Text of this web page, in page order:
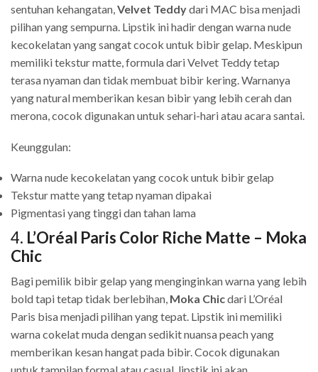
sentuhan kehangatan,Velvet Teddydari MAC bisa menjadi
pilihan yang sempurna. Lipstik ini hadir dengan warna nude
kecokelatan yang sangat cocok untuk bibir gelap. Meskipun
memiliki tekstur matte, formula dari Velvet Teddy tetap
terasa nyaman dan tidak membuat bibir kering. Warnanya
yang natural memberikan kesan bibir yang lebih cerah dan
merona, cocok digunakan untuk sehari-hari atau acara santai.
Keunggulan:
Warna nude kecokelatan yang cocok untuk bibir gelap
Tekstur matte yang tetap nyaman dipakai
Pigmentasi yang tinggi dan tahan lama
4. L’Oréal Paris Color Riche Matte – Moka
Chic
Bagi pemilik bibir gelap yang menginginkan warna yang lebih
bold tapi tetap tidak berlebihan, Moka Chicdari L’Oréal
Paris bisa menjadi pilihan yang tepat. Lipstik ini memiliki
warna cokelat muda dengan sedikit nuansa peach yang
memberikan kesan hangat pada bibir. Cocok digunakan